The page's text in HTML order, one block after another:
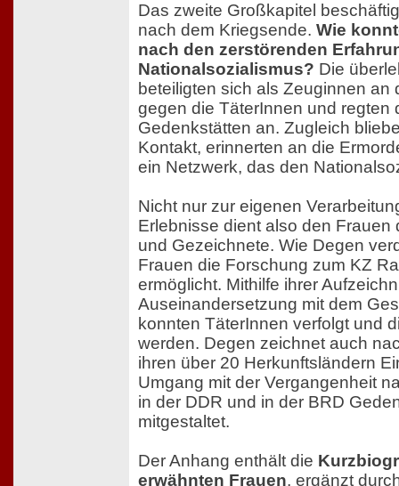
Das zweite Großkapitel
nach dem Kriegsende. Wie
nach den zerstörenden
Nationalsozialismus? Die
beteiligten sich als Zeuginnen an
gegen die TäterInnen und regten
Gedenkstätten an. Zugleich
Kontakt, erinnerten an die
ein Netzwerk, das den
Nicht nur zur eigenen
Erlebnisse dient also den Frauen
und Gezeichnete. Wie Degen
Frauen die Forschung zum KZ
ermöglicht. Mithilfe ihrer
Auseinandersetzung mit dem
konnten TäterInnen verfolgt und
werden. Degen zeichnet auch
ihren über 20 Herkunftsländern
Umgang mit der Vergangenheit
in der DDR und in der BRD
mitgestaltet.
Der Anhang enthält die
erwähnten Frauen, ergänzt